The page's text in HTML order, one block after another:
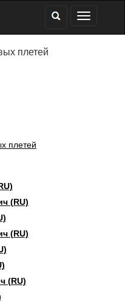
плетей
(RU)
(RU)
(RU)